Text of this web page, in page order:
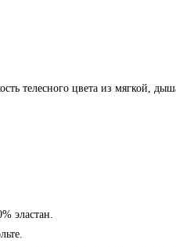
телесного цвета из мягкой,
эластан.